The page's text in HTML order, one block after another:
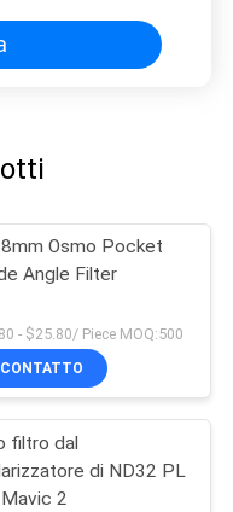
Osmo Pocket
Angle Filter
- $25.80/ Piece MOQ:500
CONTATTO
filtro dal
di ND32 PL
2